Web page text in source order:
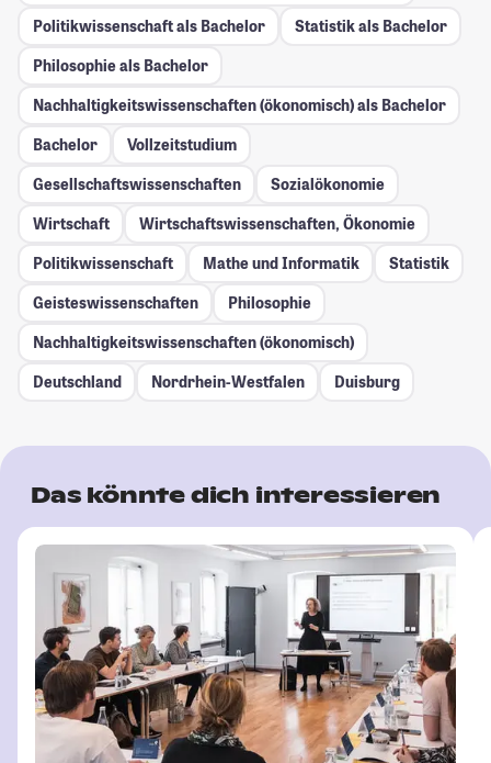
Politikwissenschaft als Bachelor
Statistik als Bachelor
Philosophie als Bachelor
Nachhaltigkeitswissenschaften (ökonomisch) als Bachelor
Bachelor
Vollzeitstudium
Gesellschafts­wissenschaften
Sozialökonomie
Wirtschaft
Wirtschaftswissenschaften, Ökonomie
Politikwissenschaft
Mathe und Informatik
Statistik
Geisteswissenschaften
Philosophie
Nachhaltigkeitswissenschaften (ökonomisch)
Deutschland
Nordrhein-Westfalen Duisburg
Das könnte dich interessieren